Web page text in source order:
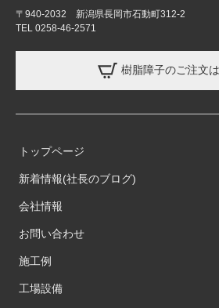
〒940-2032 新潟県長岡市石動町312-2
TEL 0258-46-2571
樹脂障子のご注文
トップページ
新着情報(社長のブログ)
会社情報
お問い合わせ
施工例
工場設備